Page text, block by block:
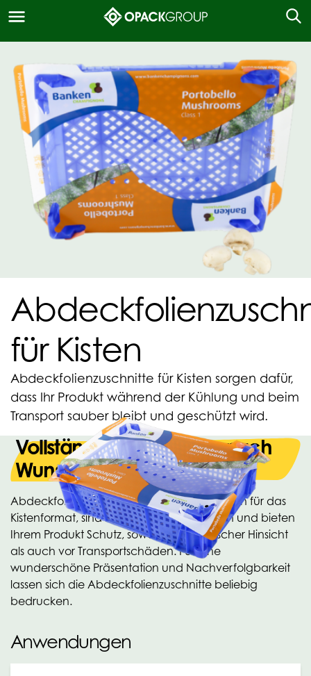
für Kisten
Abdeckfolienzuschnitte für Kisten sorgen dafür,
dass Ihr Produkt während der Kühlung und beim
Transport sauber bleibt und geschützt wird.
Vollständig bedruckbar nach
Wunsch
Abdeckfolienzuschnitte für Kisten eignen sich für das
Kistenformat, sind mit Luftlöchern versehen und bieten
Ihrem Produkt Schutz, sowohl in hygienischer Hinsicht
als auch vor Transportschäden. Für eine
wunderschöne Präsentation und Nachverfolgbarkeit
lassen sich die Abdeckfolienzuschnitte beliebig
bedrucken.
Anwendungen